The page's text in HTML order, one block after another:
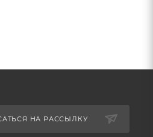
НА РАССЫЛКУ